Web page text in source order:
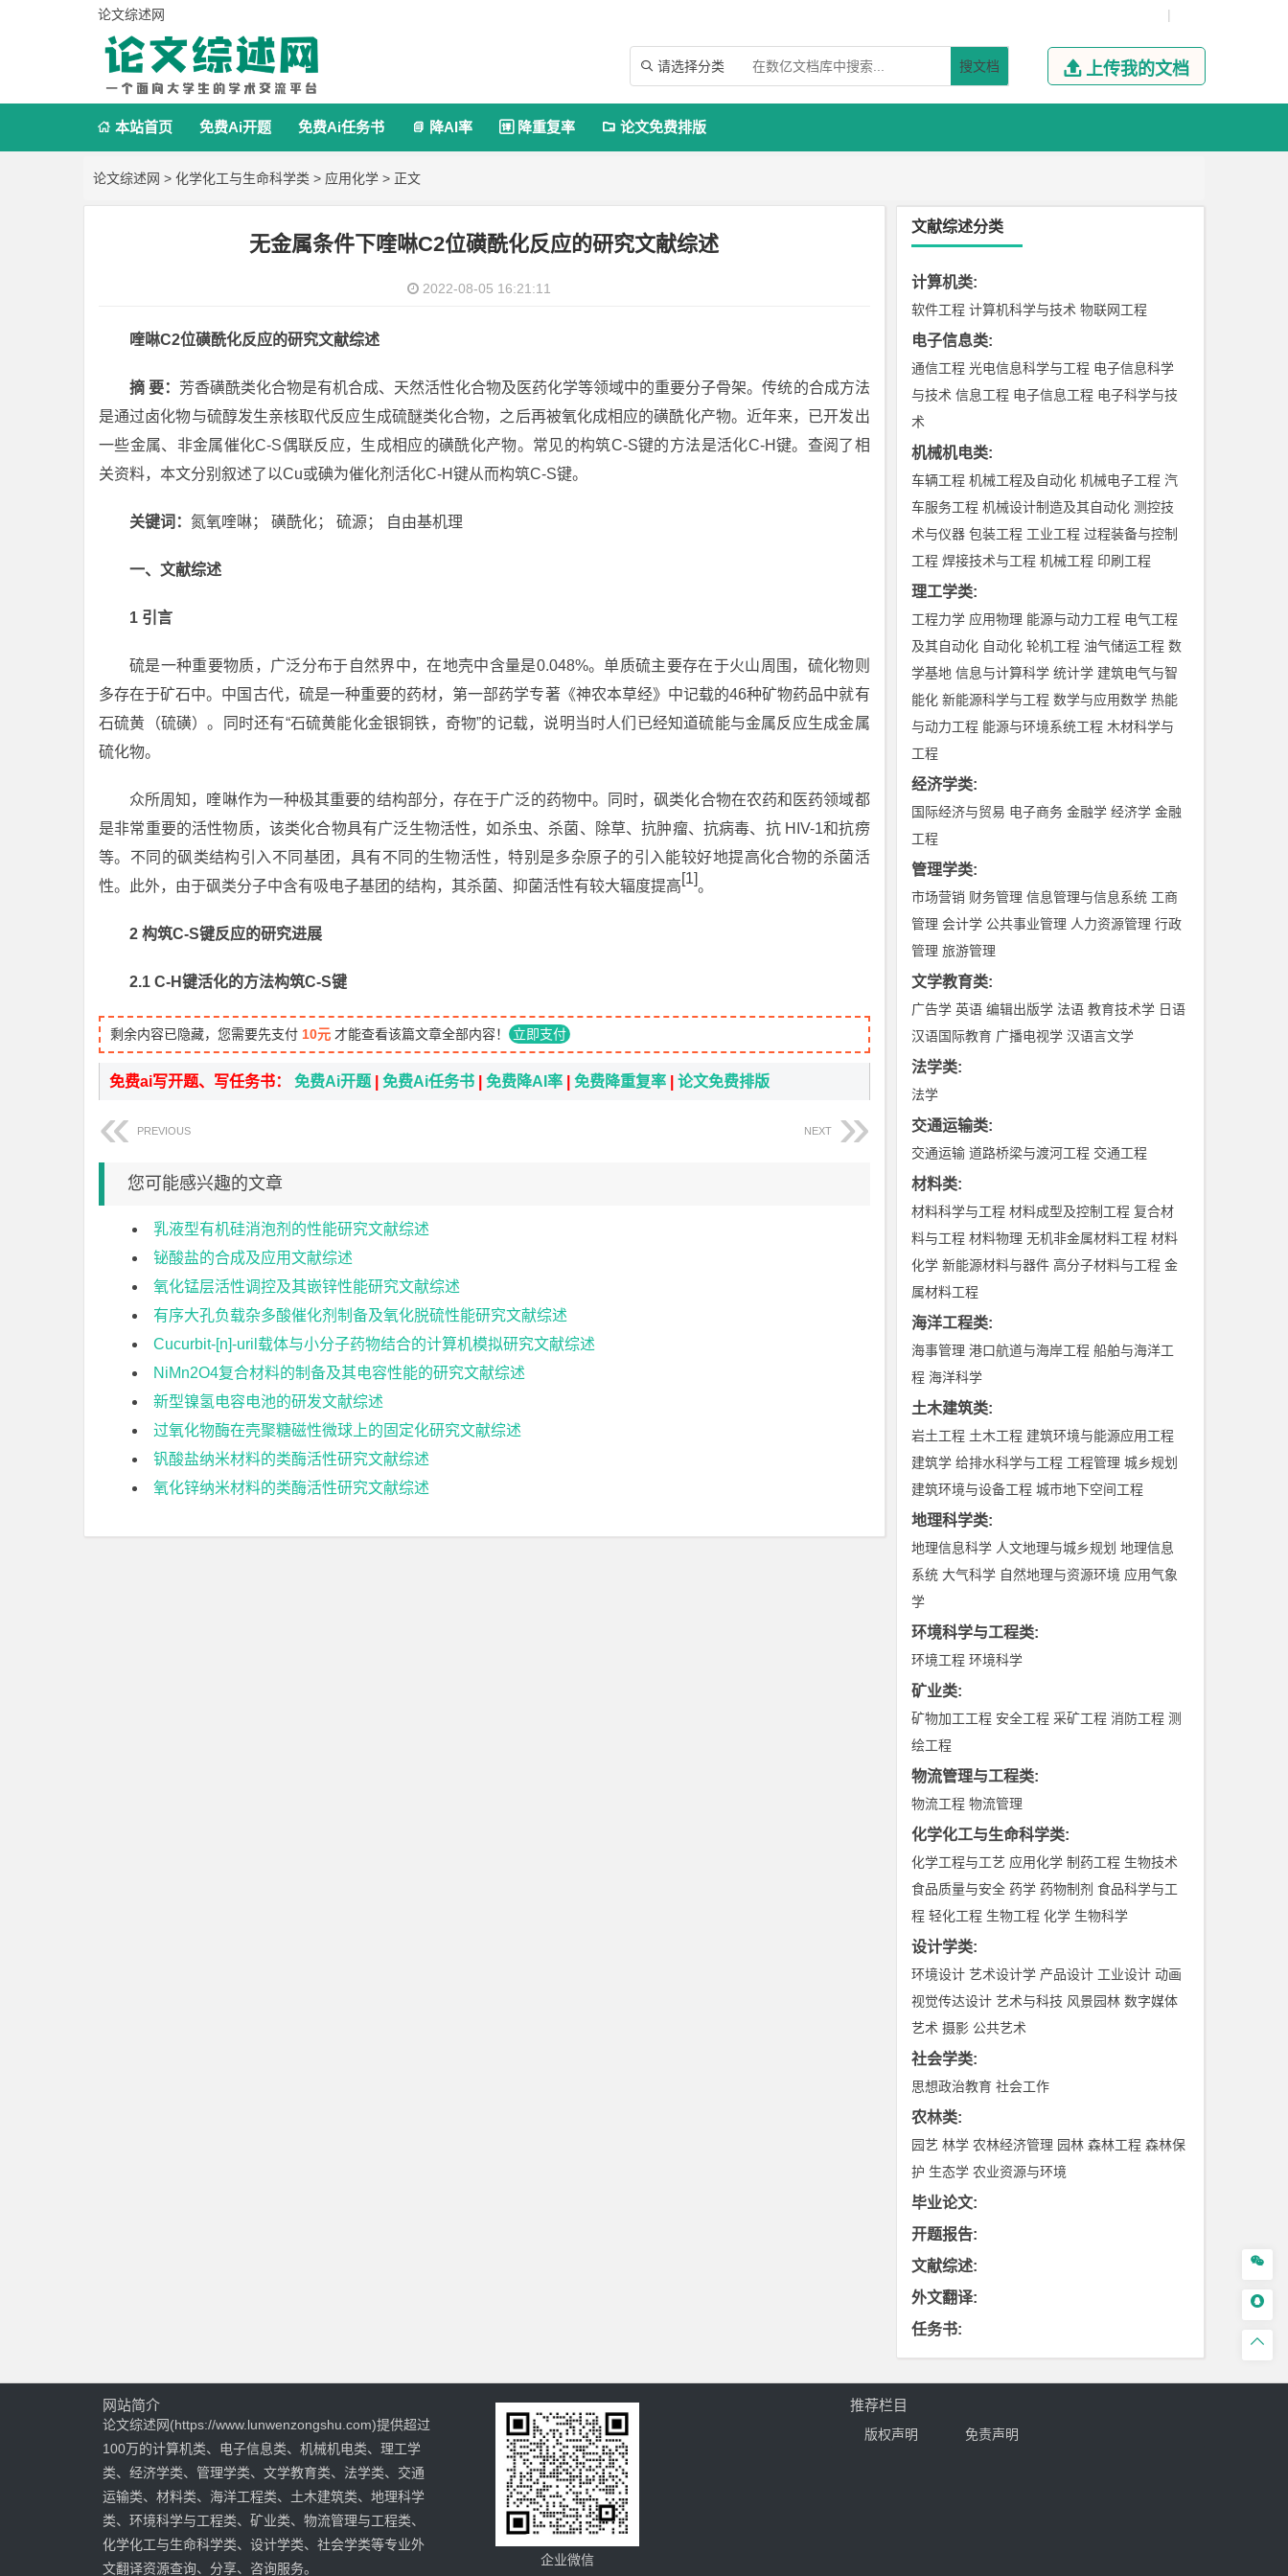
论文综述网 |
 请选择分类 搜文档  上传我的文档
 本站首页 免费Ai开题 免费Ai任务书  降AI率  降重复率  论文免费排版
论文综述网 > 化学化工与生命科学类 > 应用化学 > 正文
无金属条件下喹啉C2位磺酰化反应的研究文献综述
2022-08-05 16:21:11
喹啉C2位磺酰化反应的研究文献综述
摘 要： 芳香磺酰类化合物是有机合成、天然活性化合物及医药化学等领域中的重要分子骨架。传统的合成方法
是通过卤化物与硫醇发生亲核取代反应生成硫醚类化合物，之后再被氧化成相应的磺酰化产物。近年来，已开发出
一些金属、非金属催化C-S偶联反应，生成相应的磺酰化产物。常见的构筑C-S键的方法是活化C-H键。查阅了相
关资料，本文分别叙述了以Cu或碘为催化剂活化C-H键从而构筑C-S键。
关键词： 氮氧喹啉； 磺酰化； 硫源； 自由基机理
一、文献综述
1 引言
硫是一种重要物质，广泛分布于自然界中，在地壳中含量是0.048%。单质硫主要存在于火山周围，硫化物则
多存在于矿石中。中国古代，硫是一种重要的药材，第一部药学专著《神农本草经》中记载的46种矿物药品中就有
石硫黄（硫磺）。同时还有“石硫黄能化金银铜铁，奇物”的记载，说明当时人们已经知道硫能与金属反应生成金属
硫化物。
众所周知，喹啉作为一种极其重要的结构部分，存在于广泛的药物中。同时，砜类化合物在农药和医药领域都
是非常重要的活性物质，该类化合物具有广泛生物活性，如杀虫、杀菌、除草、抗肿瘤、抗病毒、抗 HIV-1和抗痨
等。不同的砜类结构引入不同基团，具有不同的生物活性，特别是多杂原子的引入能较好地提高化合物的杀菌活
性。此外，由于砜类分子中含有吸电子基团的结构，其杀菌、抑菌活性有较大辐度提高[1]。
2 构筑C-S键反应的研究进展
2.1 C-H键活化的方法构筑C-S键
剩余内容已隐藏，您需要先支付 10元 才能查看该篇文章全部内容！ 立即支付
免费ai写开题、写任务书： 免费Ai开题 免费Ai任务书 免费降AI率 免费降重复率 论文免费排版
PREVIOUS NEXT
您可能感兴趣的文章
乳液型有机硅消泡剂的性能研究文献综述
铋酸盐的合成及应用文献综述
氧化锰层活性调控及其嵌锌性能研究文献综述
有序大孔负载杂多酸催化剂制备及氧化脱硫性能研究文献综述
Cucurbit-[n]-uril载体与小分子药物结合的计算机模拟研究文献综述
NiMn2O4复合材料的制备及其电容性能的研究文献综述
新型镍氢电容电池的研发文献综述
过氧化物酶在壳聚糖磁性微球上的固定化研究文献综述
钒酸盐纳米材料的类酶活性研究文献综述
氧化锌纳米材料的类酶活性研究文献综述
文献综述分类
计算机类:
软件工程 计算机科学与技术 物联网工程
电子信息类:
通信工程 光电信息科学与工程 电子信息科学
与技术 信息工程 电子信息工程 电子科学与技
术
机械机电类:
车辆工程 机械工程及自动化 机械电子工程 汽
车服务工程 机械设计制造及其自动化 测控技
术与仪器 包装工程 工业工程 过程装备与控制
工程 焊接技术与工程 机械工程 印刷工程
理工学类:
工程力学 应用物理 能源与动力工程 电气工程
及其自动化 自动化 轮机工程 油气储运工程 数
学基地 信息与计算科学 统计学 建筑电气与智
能化 新能源科学与工程 数学与应用数学 热能
与动力工程 能源与环境系统工程 木材科学与
工程
经济学类:
国际经济与贸易 电子商务 金融学 经济学 金融
工程
管理学类:
市场营销 财务管理 信息管理与信息系统 工商
管理 会计学 公共事业管理 人力资源管理 行政
管理 旅游管理
文学教育类:
广告学 英语 编辑出版学 法语 教育技术学 日语
汉语国际教育 广播电视学 汉语言文学
法学类:
法学
交通运输类:
交通运输 道路桥梁与渡河工程 交通工程
材料类:
材料科学与工程 材料成型及控制工程 复合材
料与工程 材料物理 无机非金属材料工程 材料
化学 新能源材料与器件 高分子材料与工程 金
属材料工程
海洋工程类:
海事管理 港口航道与海岸工程 船舶与海洋工
程 海洋科学
土木建筑类:
岩土工程 土木工程 建筑环境与能源应用工程
建筑学 给排水科学与工程 工程管理 城乡规划
建筑环境与设备工程 城市地下空间工程
地理科学类:
地理信息科学 人文地理与城乡规划 地理信息
系统 大气科学 自然地理与资源环境 应用气象
学
环境科学与工程类:
环境工程 环境科学
矿业类:
矿物加工工程 安全工程 采矿工程 消防工程 测
绘工程
物流管理与工程类:
物流工程 物流管理
化学化工与生命科学类:
化学工程与工艺 应用化学 制药工程 生物技术
食品质量与安全 药学 药物制剂 食品科学与工
程 轻化工程 生物工程 化学 生物科学
设计学类:
环境设计 艺术设计学 产品设计 工业设计 动画
视觉传达设计 艺术与科技 风景园林 数字媒体
艺术 摄影 公共艺术
社会学类:
思想政治教育 社会工作
农林类:
园艺 林学 农林经济管理 园林 森林工程 森林保
护 生态学 农业资源与环境
毕业论文:
开题报告:
文献综述:
外文翻译:
任务书:



网站简介
论文综述网(https://www.lunwenzongshu.com)提供超过
100万的计算机类、电子信息类、机械机电类、理工学
类、经济学类、管理学类、文学教育类、法学类、交通
运输类、材料类、海洋工程类、土木建筑类、地理科学
类、环境科学与工程类、矿业类、物流管理与工程类、
化学化工与生命科学类、设计学类、社会学类等专业外
文翻译资源查询、分享、咨询服务。
企业微信
推荐栏目
版权声明 免责声明